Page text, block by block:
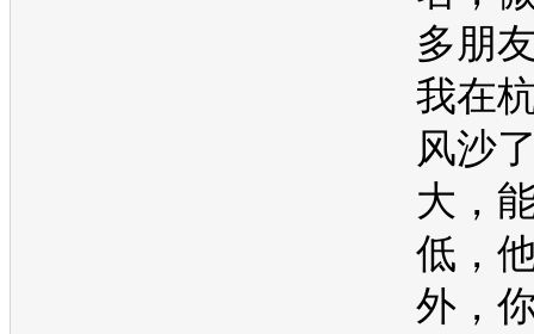
多朋
我在
风沙
大，
低，
外，